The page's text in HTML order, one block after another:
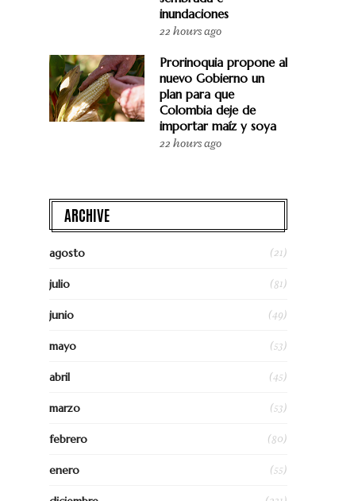
inundaciones
22 hours ago
Prorinoquia propone al
nuevo Gobierno un
plan para que
Colombia deje de
importar maíz y soya
22 hours ago
ARCHIVE
agosto (21)
julio (81)
junio (49)
mayo (53)
abril (45)
marzo (53)
febrero (80)
enero (55)